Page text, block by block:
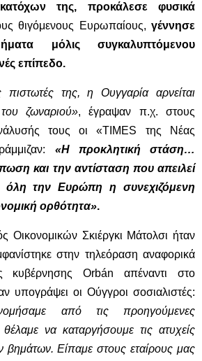
της, προκάλεσε φυσικά
θιγόμενους Ευρωπαίους, γέννησε
μόλις συγκαλυπτόμενου
επίπεδο.
της, η Ουγγαρία αρνείται
ζωναριού», έγραψαν π.χ. στους
τους οι «TIMES της Νέας
«Η προκλητική στάση…
και την αντίσταση που απειλεί
όλη την Ευρώπη η συνεχιζόμενη
ορθότητα».
Σκιέργκι Μάτολσι ήταν
στην τηλεόραση αναφορικά
Orbán απέναντι στο
υπογράψει οι Ούγγροι σοσιαλιστές:
από τις προηγούμενες
να καταργήσουμε τις ατυχείς
βημάτων. Είπαμε στους εταίρους μας